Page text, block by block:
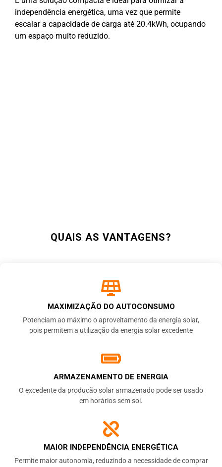
independência energética, uma vez que permite
escalar a capacidade de carga até 20.4kWh, ocupando
um espaço muito reduzido.
QUAIS AS VANTAGENS?
MAXIMIZAÇÃO DO AUTOCONSUMO
Potenciam ao máximo o aproveitamento da energia solar,
pois permitem a utilização da energia solar excedente
ARMAZENAMENTO DE ENERGIA
O excedente da produção solar armazenado pode ser usado
em horários sem sol.
MAIOR INDEPENDÊNCIA ENERGÉTICA
Permite maior autonomia, reduzindo a necessidade de comprar